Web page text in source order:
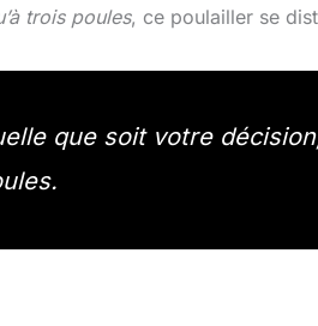
trois poules, ce poulailler se
que soit votre